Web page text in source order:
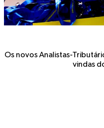
Os novos Analistas-
vindas